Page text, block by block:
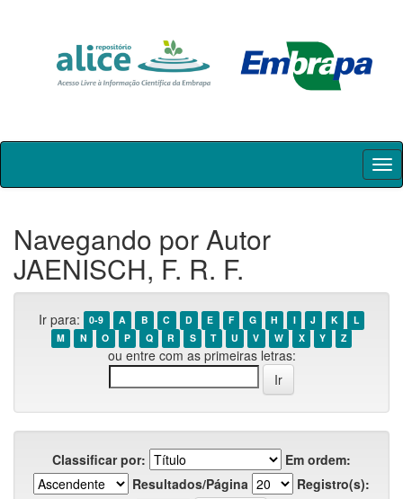
Skip
Navegando por Autor
JAENISCH, F. R. F.
Ir para: 0-9 A B C D E F G H I J K
L
M
N O P Q R S T U V W X Y Z
ou entre com as primeiras letras:
Classificar por:
Em ordem:
Resultados/Página
Registro(s):